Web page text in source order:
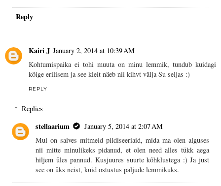
Reply
Kairi J January 2, 2014 at 10:39 AM
Kohtumispaika ei tohi muuta on minu lemmik, tundub kuidagi
kõige erilisem ja see kleit näeb nii kihvt välja Su seljas :)
REPLY
Replies
stellaarium
January 5, 2014 at 2:07 AM
Mul on salves mitmeid pildiseeriaid, mida ma olen alguses
nii mitte minulikeks pidanud, et olen need alles tükk aega
hiljem üles pannud. Kusjuures suurte kõhklustega :) Ja just
see on üks neist, kuid ostustus paljude lemmikuks.